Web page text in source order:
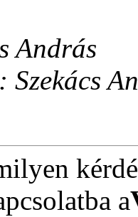
András
a